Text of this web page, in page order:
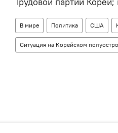
В мире Политика США
Ситуация на Корейском